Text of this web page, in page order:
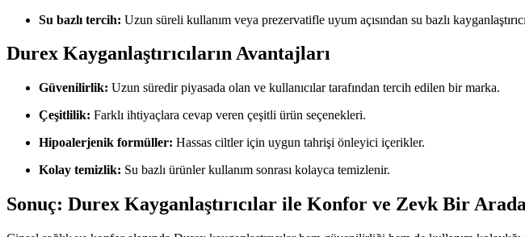
Su bazlı tercih: Uzun süreli kullanım veya prezervatifle uyum açısından su bazlı
Durex Kayganlaştırıcıların Avantajları
Güvenilirlik: Uzun süredir piyasada olan ve kullanıcılar tarafından tercih edilen bir marka.
Çeşitlilik: Farklı ihtiyaçlara cevap veren çeşitli ürün seçenekleri.
Hipoalerjenik formüller: Hassas ciltler için uygun tahrişi önleyici içerikler.
Kolay temizlik: Su bazlı ürünler kullanım sonrası kolayca temizlenir.
Sonuç: Durex Kayganlaştırıcılar ile Konfor ve Zevk Bir